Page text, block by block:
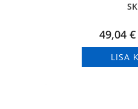
49,04 €
LISA